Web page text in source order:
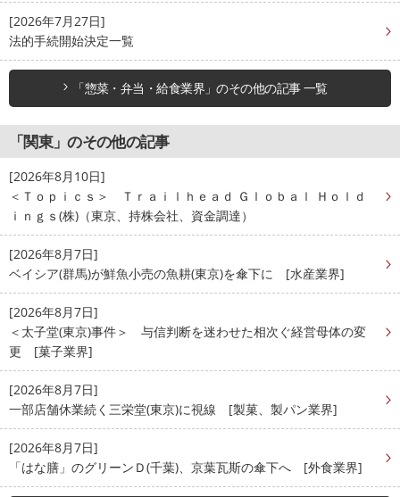
[2026年7月27日]
法的手続開始決定一覧
「惣菜・弁当・給食業界」のその他の記事 一覧
「関東」のその他の記事
[2026年8月10日]
＜Ｔｏｐｉｃｓ＞ Ｔｒａｉｌｈｅａｄ Ｇｌｏｂａｌ Ｈｏｌｄ
ｉｎｇｓ(株)（東京、持株会社、資金調達）
[2026年8月7日]
ベイシア(群馬)が鮮魚小売の魚耕(東京)を傘下に [水産業界]
[2026年8月7日]
＜太子堂(東京)事件＞ 与信判断を迷わせた相次ぐ経営母体の変
更 [菓子業界]
[2026年8月7日]
一部店舗休業続く三栄堂(東京)に視線 [製菓、製パン業界]
[2026年8月7日]
「はな膳」のグリーンＤ(千葉)、京葉瓦斯の傘下へ [外食業界]